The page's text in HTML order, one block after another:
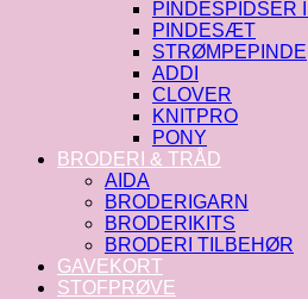
PINDESPIDSER
PINDESÆT
STRØMPEPINDE
ADDI
CLOVER
KNITPRO
PONY
BRODERI & TRÅD
AIDA
BRODERIGARN
BRODERIKITS
BRODERI TILBEHØR
GAVEKORT
STOFPRØVE